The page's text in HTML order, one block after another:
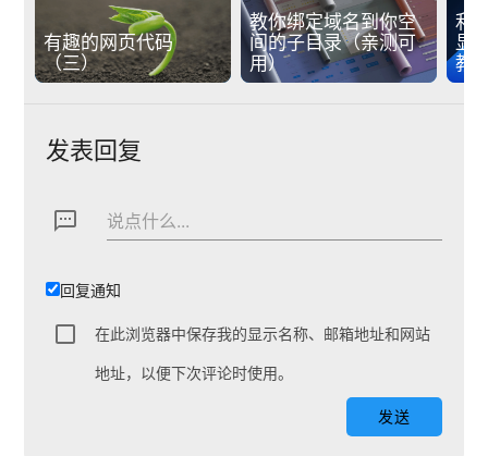
有趣的网页代码
（三）
教你绑定域名到你空
间的子目录（亲测可
用）
利
显
教
发表回复
textsms 说点什么...
回复通知
在此浏览器中保存我的显示名称、邮箱地址和网站
地址，以便下次评论时使用。